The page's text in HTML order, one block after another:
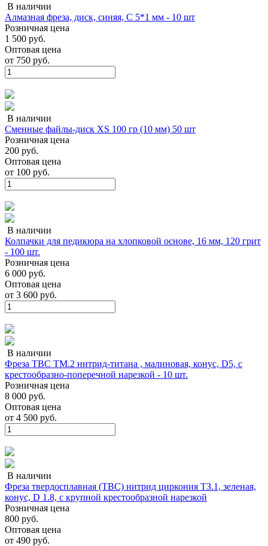
В наличии
Алмазная фреза, диск, синяя, С 5*1 мм - 10 шт
Розничная цена
1 500 руб.
Оптовая цена
от 750 руб.
В наличии
Сменные файлы-диск XS 100 гр (10 мм) 50 шт
Розничная цена
200 руб.
Оптовая цена
от 100 руб.
В наличии
Колпачки для педикюра на хлопковой основе, 16 мм, 120 грит
- 100 шт.
Розничная цена
6 000 руб.
Оптовая цена
от 3 600 руб.
В наличии
Фреза ТВС ТМ.2 нитрид-титана , малиновая, конус, D5, с
крестообразно-поперечной нарезкой - 10 шт.
Розничная цена
8 000 руб.
Оптовая цена
от 4 500 руб.
В наличии
Фреза твердосплавная (ТВС) нитрид циркония ТЗ.1, зеленая,
конус, D 1.8, с крупной крестообразной нарезкой
Розничная цена
800 руб.
Оптовая цена
от 490 руб.